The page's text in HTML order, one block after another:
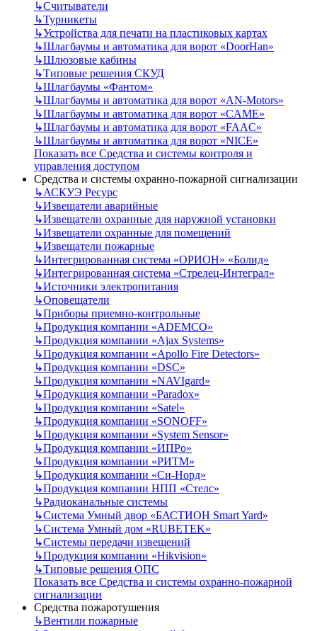
↳Считыватели
↳Турникеты
↳Устройства для печати на пластиковых картах
↳Шлагбаумы и автоматика для ворот «DoorHan»
↳Шлюзовые кабины
↳Типовые решения СКУД
↳Шлагбаумы «Фантом»
↳Шлагбаумы и автоматика для ворот «AN-Motors»
↳Шлагбаумы и автоматика для ворот «CAME»
↳Шлагбаумы и автоматика для ворот «FAAC»
↳Шлагбаумы и автоматика для ворот «NICE»
Показать все Средства и системы контроля и
управления доступом
Средства и системы охранно-пожарной сигнализации
↳АСКУЭ Ресурс
↳Извещатели аварийные
↳Извещатели охранные для наружной установки
↳Извещатели охранные для помещений
↳Извещатели пожарные
↳Интегрированная система «ОРИОН» «Болид»
↳Интегрированная система «Стрелец-Интеграл»
↳Источники электропитания
↳Оповещатели
↳Приборы приемно-контрольные
↳Продукция компании «ADEMCO»
↳Продукция компании «Ajax Systems»
↳Продукция компании «Apollo Fire Detectors»
↳Продукция компании «DSC»
↳Продукция компании «NAVIgard»
↳Продукция компании «Paradox»
↳Продукция компании «Satel»
↳Продукция компании «SONOFF»
↳Продукция компании «System Sensor»
↳Продукция компании «ИПРо»
↳Продукция компании «РИТМ»
↳Продукция компании «Си-Норд»
↳Продукция компании НПП «Стелс»
↳Радиоканальные системы
↳Система Умный двор «БАСТИОН Smart Yard»
↳Система Умный дом «RUBETEK»
↳Системы передачи извещений
↳Продукция компании «Hikvision»
↳Типовые решения ОПС
Показать все Средства и системы охранно-пожарной
сигнализации
Средства пожаротушения
↳Вентили пожарные